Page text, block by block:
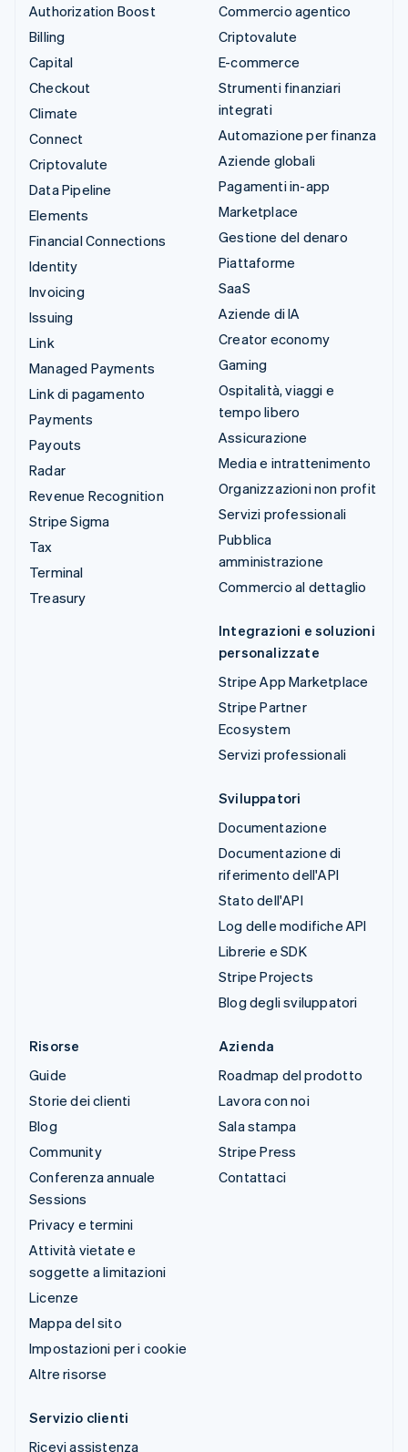
Authorization Boost
Billing
Capital
Checkout
Climate
Connect
Criptovalute
Data Pipeline
Elements
Financial Connections
Identity
Invoicing
Issuing
Link
Managed Payments
Link di pagamento
Payments
Payouts
Radar
Revenue Recognition
Stripe Sigma
Tax
Terminal
Treasury
Commercio agentico
Criptovalute
E-commerce
Strumenti finanziari
integrati
Automazione per finanza
Aziende globali
Pagamenti in-app
Marketplace
Gestione del denaro
Piattaforme
SaaS
Aziende di IA
Creator economy
Gaming
Ospitalità, viaggi e
tempo libero
Assicurazione
Media e intrattenimento
Organizzazioni non profit
Servizi professionali
Pubblica
amministrazione
Commercio al dettaglio
Integrazioni e soluzioni
personalizzate
Stripe App Marketplace
Stripe Partner
Ecosystem
Servizi professionali
Sviluppatori
Documentazione
Documentazione di
riferimento dell'API
Stato dell'API
Log delle modifiche API
Librerie e SDK
Stripe Projects
Blog degli sviluppatori
Risorse
Guide
Storie dei clienti
Blog
Community
Conferenza annuale
Sessions
Privacy e termini
Attività vietate e
soggette a limitazioni
Licenze
Mappa del sito
Impostazioni per i cookie
Altre risorse
Azienda
Roadmap del prodotto
Lavora con noi
Sala stampa
Stripe Press
Contattaci
Servizio clienti
Ricevi assistenza